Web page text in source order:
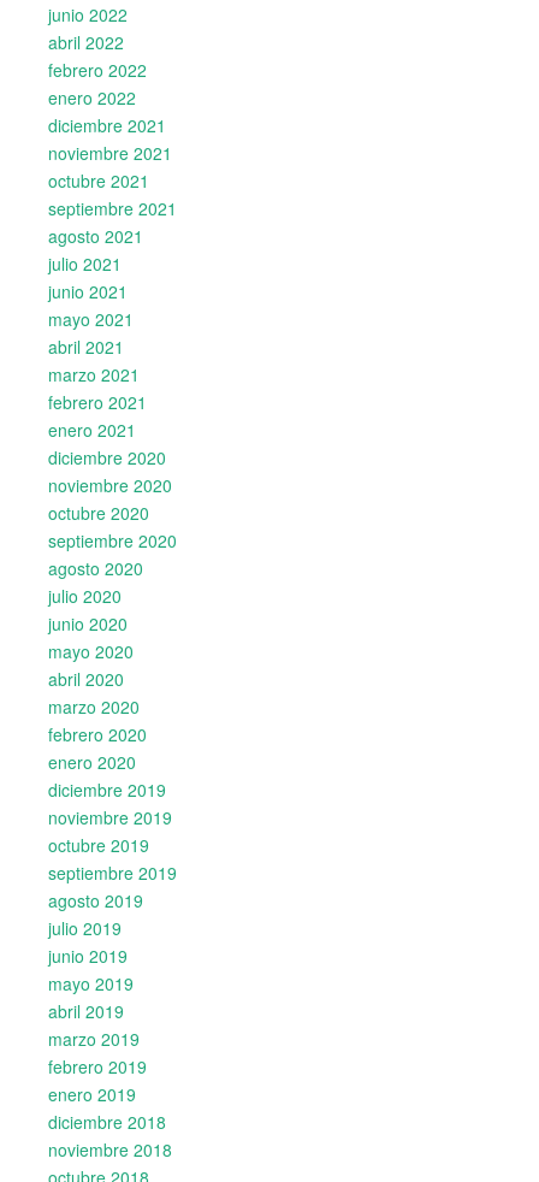
junio 2022
abril 2022
febrero 2022
enero 2022
diciembre 2021
noviembre 2021
octubre 2021
septiembre 2021
agosto 2021
julio 2021
junio 2021
mayo 2021
abril 2021
marzo 2021
febrero 2021
enero 2021
diciembre 2020
noviembre 2020
octubre 2020
septiembre 2020
agosto 2020
julio 2020
junio 2020
mayo 2020
abril 2020
marzo 2020
febrero 2020
enero 2020
diciembre 2019
noviembre 2019
octubre 2019
septiembre 2019
agosto 2019
julio 2019
junio 2019
mayo 2019
abril 2019
marzo 2019
febrero 2019
enero 2019
diciembre 2018
noviembre 2018
octubre 2018